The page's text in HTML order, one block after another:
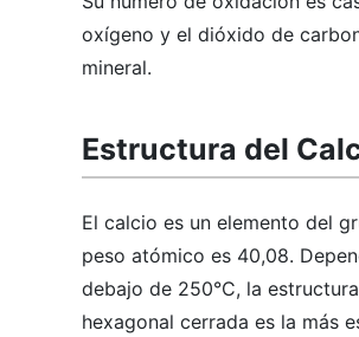
oxígeno y el dióxido de
mineral.
Estructura del
El calcio es un elemento del
peso atómico es 40,08.
debajo de 250°C, la
hexagonal cerrada es la más